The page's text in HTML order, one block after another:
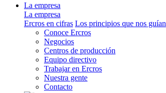
La empresa
La empresa
Ercros en cifras Los principios que nos guían
Conoce Ercros
Negocios
Centros de producción
Equipo directivo
Trabajar en Ercros
Nuestra gente
Contacto